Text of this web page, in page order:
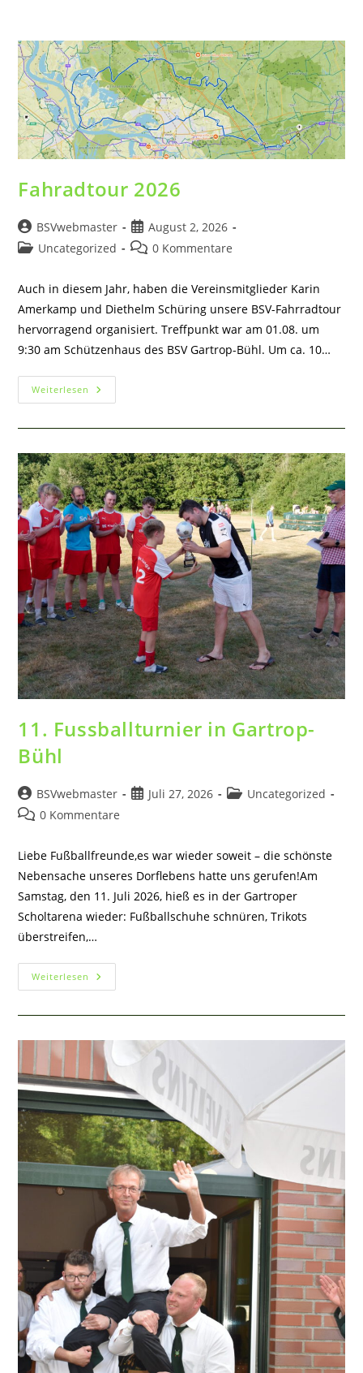
springen
Fahradtour 2026
Beitrags-
Autor:
BSVwebmaster
Beitrag
veröffentlicht:
August 2, 2026
Beitrags-
Uncategorized
Beitrags-
0 Kommentare
Auch in diesem Jahr, haben die Vereinsmitglieder Karin
Amerkamp und Diethelm Schüring unsere BSV-Fahrradtour
hervorragend organisiert. Treffpunkt war am 01.08. um
9:30 am Schützenhaus des BSV Gartrop-Bühl. Um ca. 10…
Weiterlesen Fahradtour
2026
11. Fussballturnier in Gartrop-
Bühl
Beitrags-
Autor:
BSVwebmaster
BeitragJuli 27, 2026
Beitrags-
Uncategorized
Beitrags-
0 Kommentare
Liebe Fußballfreunde,es war wieder soweit – die schönste
Nebensache unseres Dorflebens hatte uns gerufen!Am
Samstag, den 11. Juli 2026, hieß es in der Gartroper
Scholtarena wieder: Fußballschuhe schnüren, Trikots
überstreifen,…
Weiterlesen 11.
Fussballturnier